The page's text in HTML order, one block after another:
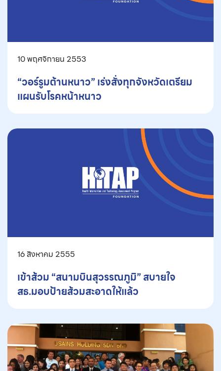
10 พฤศจิกายน 2553
“วอร์รูมต้านหนาว” เร่งสั่งทุกจังหวัดเตรียม
แผนรับโรคหน้าหนาว
16 สิงหาคม 2555
เข้าส้วม “สนามบินสุวรรณภูมิ” สบายใจ
สธ.มอบป้ายส้วมสะอาดให้แล้ว